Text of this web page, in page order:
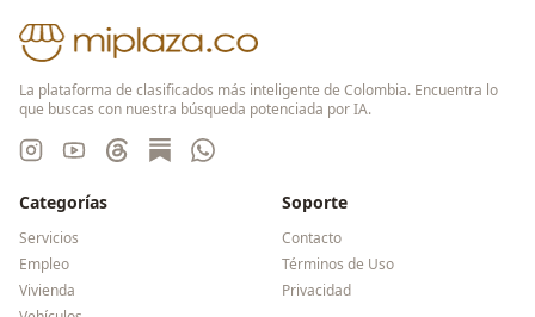
La plataforma de clasificados más inteligente de Colombia. Encuentra lo
que buscas con nuestra búsqueda potenciada por IA.
Categorías
Servicios
Empleo
Vivienda
Soporte
Contacto
Términos de Uso
Privacidad